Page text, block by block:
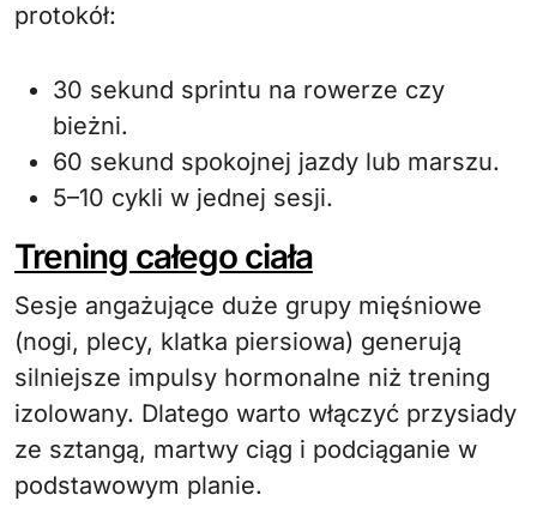
protokół:
30 sekund sprintu na rowerze czy
bieżni.
60 sekund spokojnej jazdy lub marszu.
5–10 cykli w jednej sesji.
Trening całego ciała
Sesje angażujące duże grupy mięśniowe
(nogi, plecy, klatka piersiowa) generują
silniejsze impulsy hormonalne niż trening
izolowany. Dlatego warto włączyć przysiady
ze sztangą, martwy ciąg i podciąganie w
podstawowym planie.